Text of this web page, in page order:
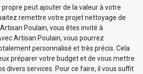
peut ajouter de la valeur à votre
remettre votre projet nettoyage de
Poulain, vous êtes invité à
Artisan Poulain, vous pourrez
personnalisé et très précis. Cela
préparer votre budget et de vous mettre
divers services. Pour ce faire, il vous suffit